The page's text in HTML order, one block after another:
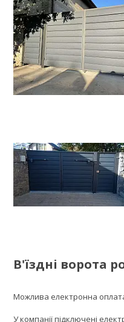
В'їздні ворота
У компанії підключені